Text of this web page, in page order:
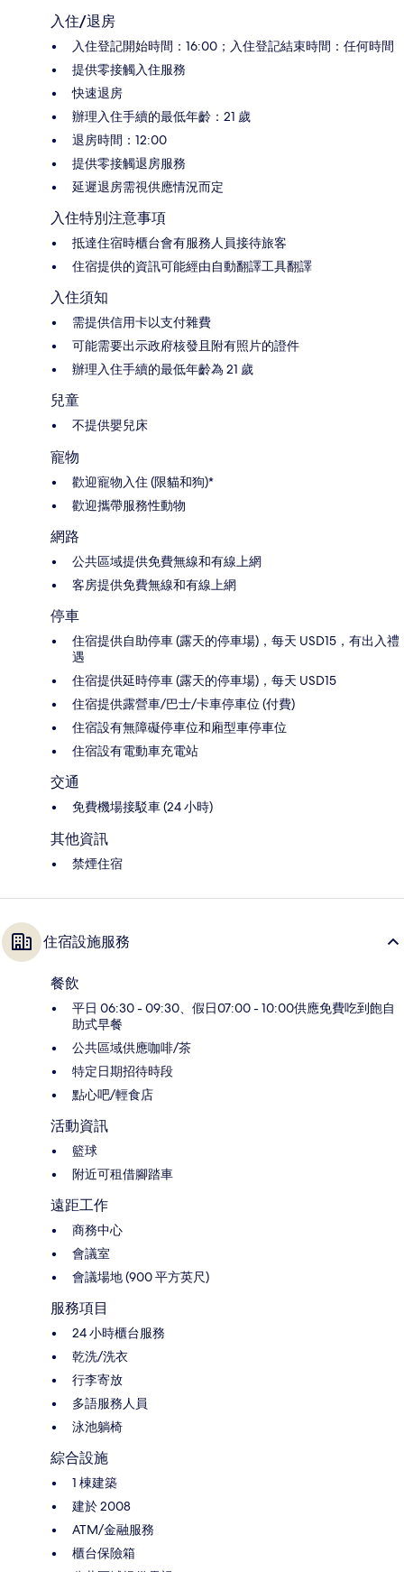
入住/退房
入住登記開始時間：16:00；入住登記結束時間：任何時間
提供零接觸入住服務
快速退房
辦理入住手續的最低年齡：21 歲
退房時間：12:00
提供零接觸退房服務
延遲退房需視供應情況而定
入住特別注意事項
抵達住宿時櫃台會有服務人員接待旅客
住宿提供的資訊可能經由自動翻譯工具翻譯
入住須知
需提供信用卡以支付雜費
可能需要出示政府核發且附有照片的證件
辦理入住手續的最低年齡為 21 歲
兒童
不提供嬰兒床
寵物
歡迎寵物入住 (限貓和狗)*
歡迎攜帶服務性動物
網路
公共區域提供免費無線和有線上網
客房提供免費無線和有線上網
停車
住宿提供自助停車 (露天的停車場)，每天 USD15，有出入禮
遇
住宿提供延時停車 (露天的停車場)，每天 USD15
住宿提供露營車/巴士/卡車停車位 (付費)
住宿設有無障礙停車位和廂型車停車位
住宿設有電動車充電站
交通
免費機場接駁車 (24 小時)
其他資訊
禁煙住宿
住宿設施服務
餐飲
平日 06:30 - 09:30、假日07:00 - 10:00供應免費吃到飽自
助式早餐
公共區域供應咖啡/茶
特定日期招待時段
點心吧/輕食店
活動資訊
籃球
附近可租借腳踏車
遠距工作
商務中心
會議室
會議場地 (900 平方英尺)
服務項目
24 小時櫃台服務
乾洗/洗衣
行李寄放
多語服務人員
泳池躺椅
綜合設施
1 棟建築
建於 2008
ATM/金融服務
櫃台保險箱